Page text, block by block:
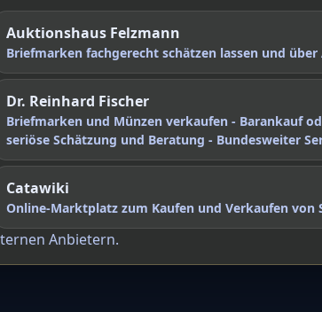
Auktionshaus Felzmann
Briefmarken fachgerecht schätzen lassen und
Dr. Reinhard Fischer
Briefmarken und Münzen verkaufen - Barankauf
seriöse Schätzung und Beratung - Bundesweiter
Catawiki
Online-Marktplatz zum Kaufen und Verkaufen von
Anbietern.